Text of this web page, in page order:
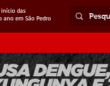
início das
ano em São Pedro